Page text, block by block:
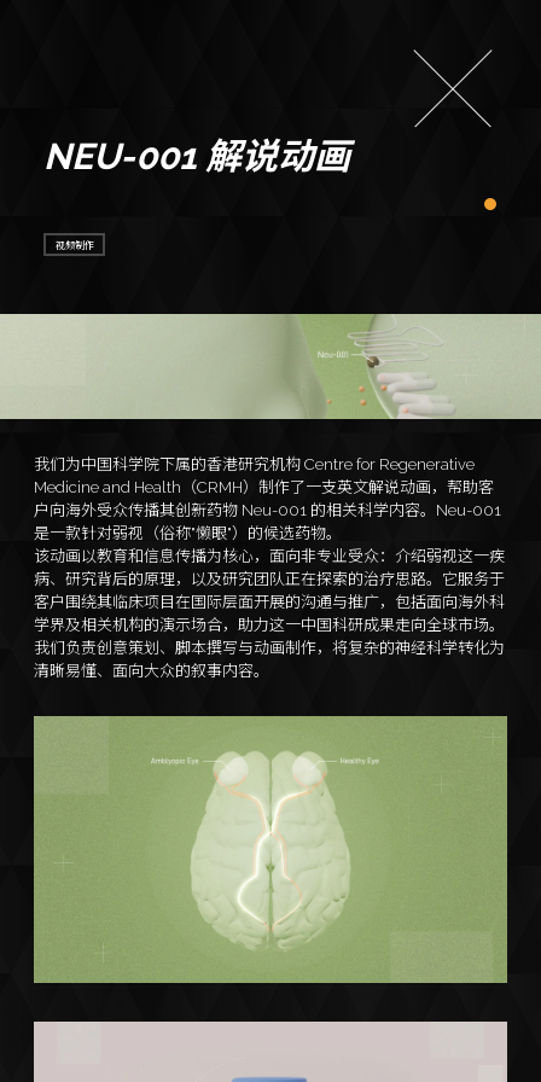
NEU-001 解说动画
视频制作
我们为中国科学院下属的香港研究机构 Centre for Regenerative
Medicine and Health（CRMH）制作了一支英文解说动画，帮助客
户向海外受众传播其创新药物 Neu-001 的相关科学内容。Neu-001
是一款针对弱视（俗称"懒眼"）的候选药物。
该动画以教育和信息传播为核心，面向非专业受众：介绍弱视这一疾
病、研究背后的原理，以及研究团队正在探索的治疗思路。它服务于
客户围绕其临床项目在国际层面开展的沟通与推广，包括面向海外科
学界及相关机构的演示场合，助力这一中国科研成果走向全球市场。
我们负责创意策划、脚本撰写与动画制作，将复杂的神经科学转化为
清晰易懂、面向大众的叙事内容。